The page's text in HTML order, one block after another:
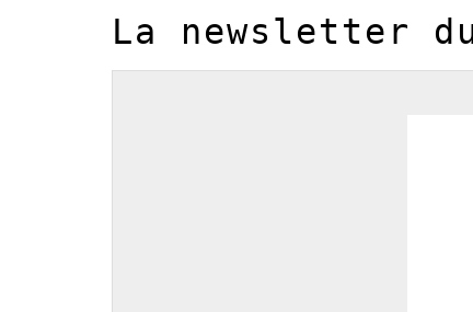
La newsletter